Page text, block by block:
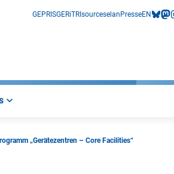
GEPRISGERiTRIsourceselan PresseEN
„Gerätezentren – Core Facilities“